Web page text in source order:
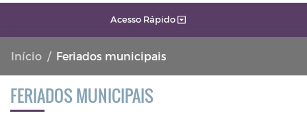
Acesso Rápido
Início Feriados municipais
FERIADOS MUNICIPAIS